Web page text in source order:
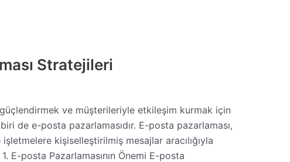
Stratejileri
ve müşterileriyle etkileşim kurmak için
de e-posta pazarlamasıdır. E-posta pazarlaması,
kişiselleştirilmiş mesajlar aracılığıyla
1. E-posta Pazarlamasının Önemi E-posta